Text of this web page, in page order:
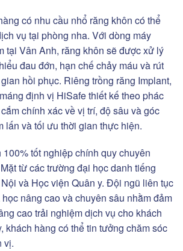
có nhu cầu nhổ răng khôn có thể
vụ tại phòng nha. Với dòng máy
tại Vân Anh, răng khôn sẽ được xử lý
đau đớn, hạn chế chảy máu và rút
hồi phục. Riêng trồng răng Implant,
định vị HiSafe thiết kế theo phác
chính xác về vị trí, độ sâu và góc
lấn và tối ưu thời gian thực hiện.
tốt nghiệp chính quy chuyên
từ các trường đại học danh tiếng
và Học viện Quân y. Đội ngũ liên tục
nâng cao và chuyên sâu nhằm đảm
cao trải nghiệm dịch vụ cho khách
khách hàng có thể tin tưởng chăm sóc
vị.